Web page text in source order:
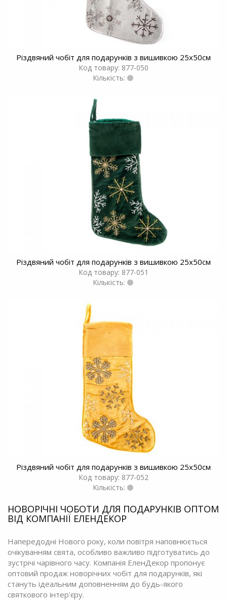
Різдвяний чобіт для подарунків з вишивкою 25x50см
Код товару: 877-050
Кількість:
Різдвяний чобіт для подарунків з вишивкою 25x50см
Код товару: 877-051
Кількість:
Різдвяний чобіт для подарунків з вишивкою 25x50см
Код товару: 877-052
Кількість:
НОВОРІЧНІ ЧОБОТИ ДЛЯ ПОДАРУНКІВ ОПТОМ
ВІД КОМПАНІЇ ЕЛЕНДЕКОР
Напередодні Нового року, коли повітря наповнюється
очікуванням свята, особливо важливо підготуватись до
зустрічі чарівного часу. Компанія ЕленДекор пропонує
оптовий продаж новорічних чобіт для подарунків, які
стануть ідеальним доповненням до будь-якого
святкового інтер'єру.